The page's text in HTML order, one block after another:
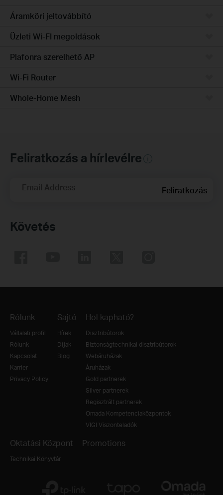
Áramköri jeltovábbító
Üzleti Wi-FI megoldások
Plafonra szerelhető AP
Wi-Fi Router
Whole-Home Mesh
Feliratkozás a hírlevélre
Email Address Feliratkozás
Követés
Rólunk
Vállalati profil
Rólunk
Kapcsolat
Karrier
Privacy Policy
Sajtó
Hírek
Díjak
Blog
Hol kapható?
Disztribútorok
Biztonságtechnikai disztribútorok
Webáruházak
Áruházak
Gold partnerek
Silver partnerek
Regisztrált partnerek
Omada Kompetenciaközpontok
VIGI Viszonteladók
Oktatási Központ
Technikai Könyvtár
Promotions